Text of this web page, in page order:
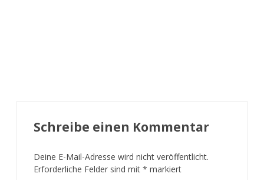
Schreibe einen Kommentar
Deine E-Mail-Adresse wird nicht veröffentlicht.
Erforderliche Felder sind mit * markiert